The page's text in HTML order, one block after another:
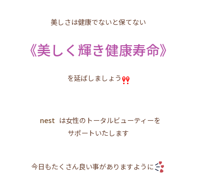
美しさは健康でないと保てない
《美しく輝き健康寿命》
を延ばしましょう
nest は女性のトータルビューティーを
サポートいたします
今日もたくさん良い事がありますように